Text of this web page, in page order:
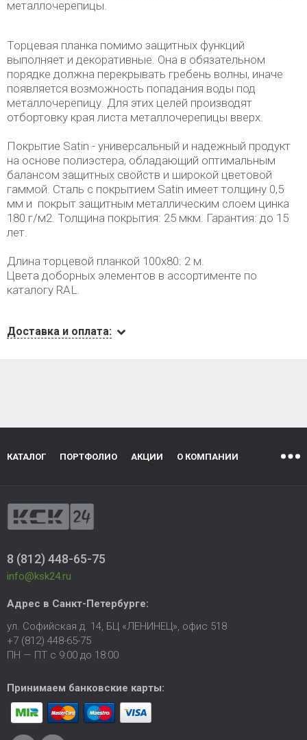
металлочерепицы.
Торцевая планка помимо защитных функций
выполняет и декоративные. Она в обязательном
порядке должна перекрывать гребень волны, иначе
появляется возможность попадания воды под
металлочерепицу. Для этих целей производят
отбортовку края листа металлочерепицы вверх.
Покрытие Satin - универсальный и надежный продукт
на основе полиэстера, обладающий оптимальным
балансом защитных свойств и широкой цветовой
гаммой. Сталь с покрытием Satin имеет толщину 0,5
мм и покрыт защитным металлическим слоем цинка
180 г/м2. Толщина покрытия: 25 мкм. Гарантия: до 15
лет.
Длина торцевой планкой 100х80: 2 м.
Цвета доборных элементов в ассортименте по
каталогу RAL.
Доставка и оплата:
КАТАЛОГ ПОРТФОЛИО АКЦИИ О КОМПАНИИ
8 (812) 448-65-75
info@ksk24.ru
Адрес в Санкт-Петербурге:
ул. Софийская д. 14, БЦ «ЛЕНИНЕЦ», офис 518
+7 (812) 448-65-75
ПН — ПТ с 9:00 до 18:00
Принимаем банковские карты: